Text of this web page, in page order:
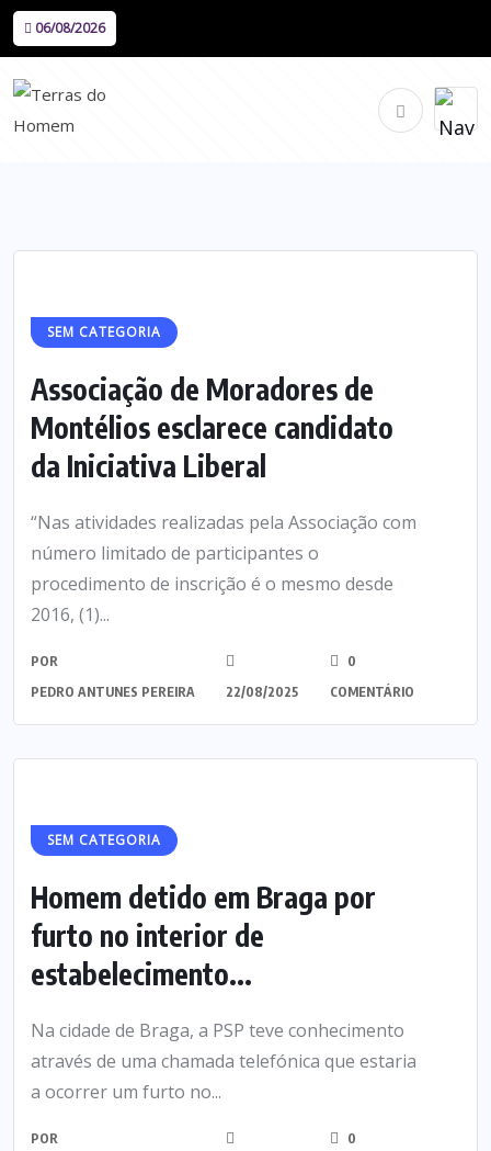
06/08/2026
SEM CATEGORIA
Associação de Moradores de
Montélios esclarece candidato
da Iniciativa Liberal
“Nas atividades realizadas pela Associação com
número limitado de participantes o
procedimento de inscrição é o mesmo desde
2016, (1)...
POR
PEDRO ANTUNES PEREIRA
22/08/2025
0
COMENTÁRIO
SEM CATEGORIA
Homem detido em Braga por
furto no interior de
estabelecimento...
Na cidade de Braga, a PSP teve conhecimento
através de uma chamada telefónica que estaria
a ocorrer um furto no...
POR
0